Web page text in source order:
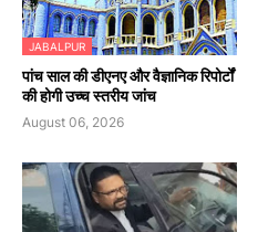
JABALPUR
पांच साल की डीएनए और वैज्ञानिक रिपोर्टों
की होगी उच्च स्तरीय जांच
August 06, 2026